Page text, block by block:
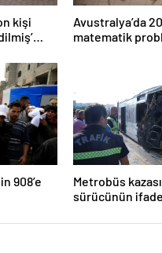
kişi
Avustralya’da
matematik
908’e
Metrobüs
sürücünün